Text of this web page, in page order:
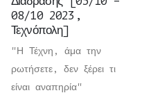
08/10 2023,
Τεχνόπολη]
"Η Τέχνη, άμα την
ρωτήσετε, δεν ξέρει τι
είναι αναπηρία"